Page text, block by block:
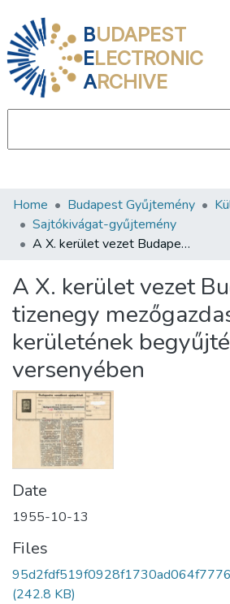
BUDAPEST
ELECTRONIC
ARCHIVE
Communities & Collections
All of DSpace
About us
Home Budapest Gyűjtemény
Sajtókivágat-gyűjtemény
A X. kerület vezet Budapest tizenegy mezőgazdasági kerületének begyűjtési versenyében
A X. kerület vezet
tizenegy
kerületének
versenyében
Date
1955-10-13
Files
(242.8 KB)